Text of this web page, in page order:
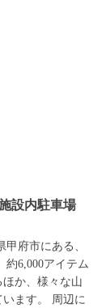
設内駐車場
府市にある、
6,000アイテム
か、様々な山
ます。 周辺に